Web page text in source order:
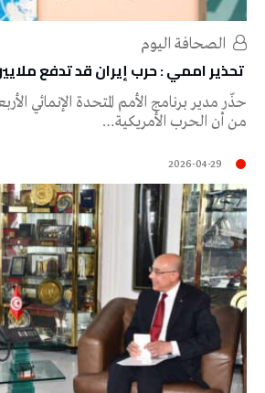
تحذير اممي : حرب إيران قد تدفع
من أن الحرب الأمريكية…
2026-04-29